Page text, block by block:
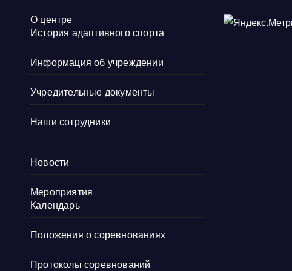
О центре
История адаптивного спорта
Информация об учреждении
Учредительные документы
Наши сотрудники
Новости
Мероприятия
Календарь
Положения о соревнованиях
Протоколы соревнований